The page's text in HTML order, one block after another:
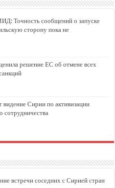
Точность сообщений о запуске
сторону пока не
решение ЕС об отмене всех
Сирии по активизации
сотрудничества
встречи соседних с Сирией стран